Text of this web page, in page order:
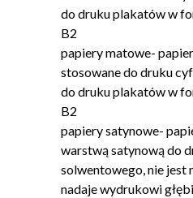
do druku plakatów w
B2
papiery matowe-
stosowane do druku
do druku plakatów w
B2
papiery satynowe-
warstwą satynową do
solwentowego, nie jest
nadaje wydrukowi